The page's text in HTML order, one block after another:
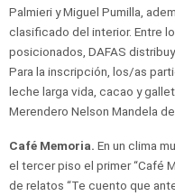
Palmieri y Miguel Pumilla,
clasificado del interior. Entre
posicionados, DAFAS
Para la inscripción, los/as
leche larga vida, cacao y
Merendero Nelson Mandela
Café Memoria. En un clima
el tercer piso el primer “Café
de relatos “Te cuento que